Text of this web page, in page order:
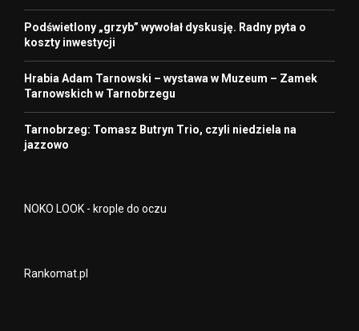
Podświetlony „grzyb” wywołał dyskusję. Radny pyta o
koszty inwestycji
Hrabia Adam Tarnowski – wystawa w Muzeum – Zamek
Tarnowskich w Tarnobrzegu
Tarnobrzeg: Tomasz Butryn Trio, czyli niedziela na
jazzowo
NOKO LOOK - krople do oczu
Rankomat.pl